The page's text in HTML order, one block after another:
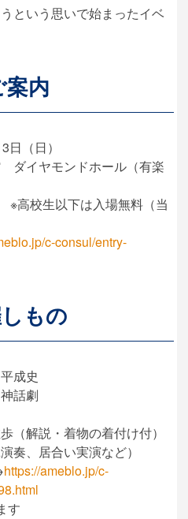
という思いで始まったイベ
内
3日（日）
イヤモンドホール（有楽
高校生以下は入場無料（当
c-consul/entry-
もの
成史
劇
（解説・着物の着付け付）
奏、居合い実演など）
https://ameblo.jp/c-
す